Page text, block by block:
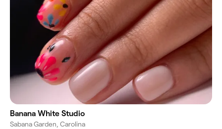
Banana White Studio
Sabana Garden, Carolina